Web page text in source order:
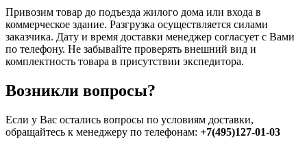
Привозим товар до подъезда жилого дома или входа в
коммерческое здание. Разгрузка осуществляется силами
заказчика. Дату и время доставки менеджер согласует с Вами
по телефону. Не забывайте проверять внешний вид и
комплектность товара в присутствии экспедитора.
Возникли вопросы?
Если у Вас остались вопросы по условиям доставки,
обращайтесь к менеджеру по телефонам: +7(495)127-01-03